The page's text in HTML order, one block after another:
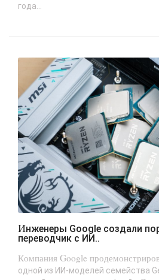
года...
Инженеры Google создали портативный офлайн-
переводчик с ИИ..
Компания Google
одной из ИИ-моделей семейства